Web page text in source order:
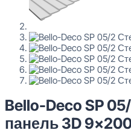
Bello-Deco SP
панель 3D